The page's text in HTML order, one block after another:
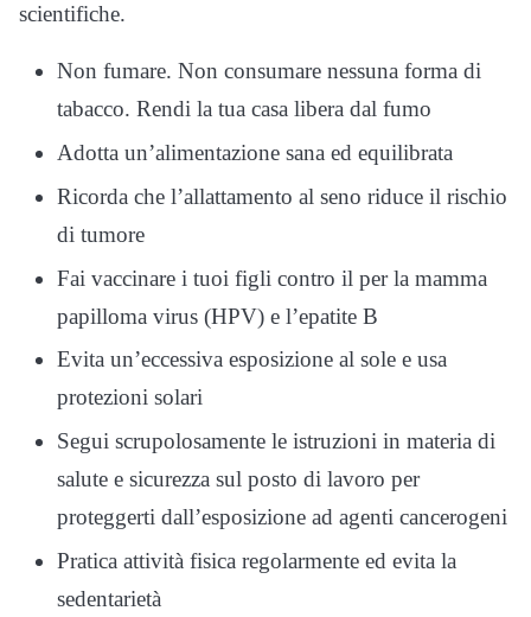
scientifiche.
Non fumare. Non consumare nessuna forma di
tabacco. Rendi la tua casa libera dal fumo
Adotta un’alimentazione sana ed equilibrata
Ricorda che l’allattamento al seno riduce il rischio
di tumore
Fai vaccinare i tuoi figli contro il per la mamma
papilloma virus (HPV) e l’epatite B
Evita un’eccessiva esposizione al sole e usa
protezioni solari
Segui scrupolosamente le istruzioni in materia di
salute e sicurezza sul posto di lavoro per
proteggerti dall’esposizione ad agenti cancerogeni
Pratica attività fisica regolarmente ed evita la
sedentarietà